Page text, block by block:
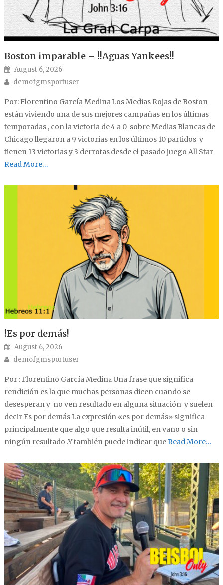
Boston imparable – !!Aguas Yankees!!
Posted on
August 6, 2026
Author
demofgmsportuser
Por: Florentino García Medina Los Medias Rojas de Boston
están viviendo una de sus mejores campañas en los últimas
temporadas , con la victoria de 4 a 0 sobre Medias Blancas de
Chicago llegaron a 9 victorias en los últimos 10 partidos y
tienen 13 victorias y 3 derrotas desde el pasado juego All Star
Read More…
!Es por demás!
Posted on
August 6, 2026
Author
demofgmsportuser
Por : Florentino García Medina Una frase que significa
rendición es la que muchas personas dicen cuando se
desesperan y no ven resultado en alguna situación y suelen
decir Es por demás La expresión «es por demás» significa
principalmente que algo que resulta inútil, en vano o sin
ningún resultado .Y también puede indicar queRead More…